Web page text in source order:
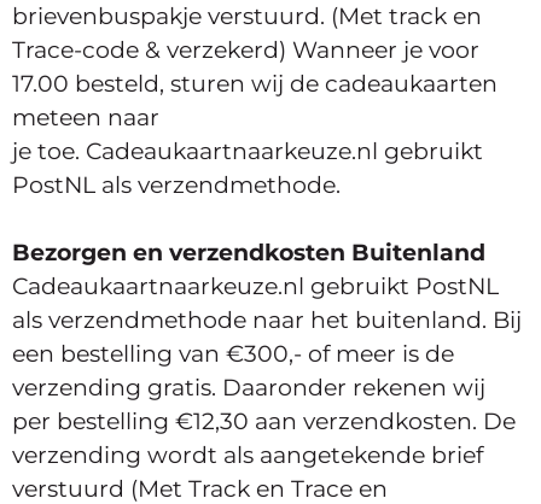
brievenbuspakje verstuurd. (Met track en
Trace-code & verzekerd) Wanneer je voor
17.00 besteld, sturen wij de cadeaukaarten
meteen naar
je toe. Cadeaukaartnaarkeuze.nl gebruikt
PostNL als verzendmethode.
Bezorgen en verzendkosten Buitenland
Cadeaukaartnaarkeuze.nl gebruikt PostNL
als verzendmethode naar het buitenland. Bij
een bestelling van €300,- of meer is de
verzending gratis. Daaronder rekenen wij
per bestelling €12,30 aan verzendkosten. De
verzending wordt als aangetekende brief
verstuurd (Met Track en Trace en